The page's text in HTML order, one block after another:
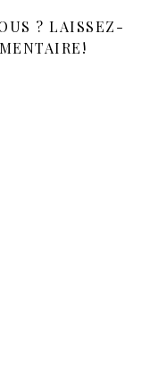
? LAISSEZ-